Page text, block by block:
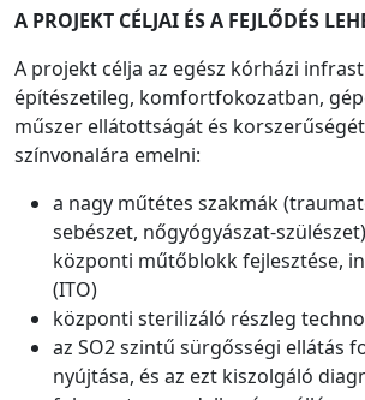
A PROJEKT CÉLJAI ÉS A FEJLŐDÉS
A projekt célja az egész kórházi
építészetileg, komfortfokozatban,
műszer ellátottságát és
színvonalára emelni:
a nagy műtétes szakmák
sebészet, nőgyógyászat-
központi műtőblokk fejlesztése,
(ITO)
központi sterilizáló részleg
az SO2 szintű sürgősségi ellátás
nyújtása, és az ezt kiszolgáló